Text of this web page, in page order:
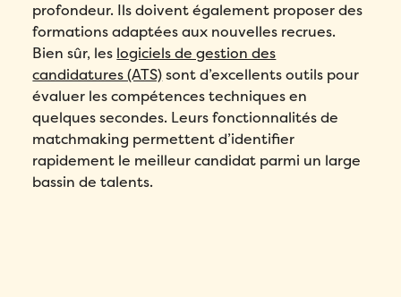
profondeur. Ils doivent également proposer des
formations adaptées aux nouvelles recrues.
Bien sûr, les logiciels de gestion des
candidatures (ATS)sont d’excellents outils pour
évaluer les compétences techniques en
quelques secondes. Leurs fonctionnalités de
matchmaking permettent d’identifier
rapidement le meilleur candidat parmi un large
bassin de talents.